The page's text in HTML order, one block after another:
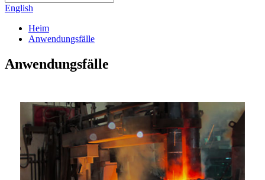
English
Heim
Anwendungsfälle
Anwendungsfälle